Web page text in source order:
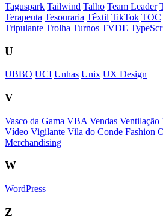
Taguspark Tailwind Talho Team Leader
Terapeuta Tesouraria Têxtil TikTok TOC
Tripulante Trolha Turnos TVDE
U
UBBO UCI Unhas Unix UX Design
V
Vasco da Gama VBA Vendas Ventilação
Vídeo Vigilante Vila do Conde Fashion
Merchandising
W
WordPress
Z